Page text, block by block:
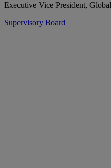
Executive Vice President,
Supervisory Board